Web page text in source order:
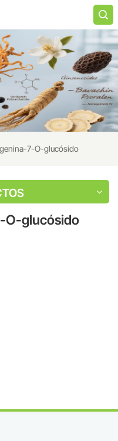
7-O-glucósido
O-glucósido